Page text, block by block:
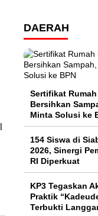
DAERAH
Sertifikat
Bersihkan
Minta Solusi ke
154 Siswa di
2026, Sinergi
RI Diperkuat
KP3 Tegaskan
Praktik
Terbukti